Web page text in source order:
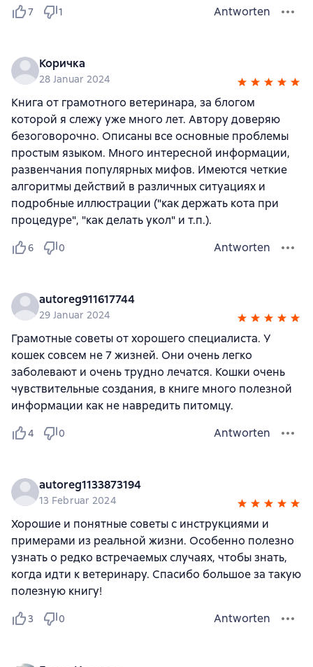
7 1 Antworten
Коричка
28 Januar 2024
Книга от грамотного ветеринара, за блогом
которой я слежу уже много лет. Автору доверяю
безоговорочно. Описаны все основные проблемы
простым языком. Много интересной информации,
развенчания популярных мифов. Имеются четкие
алгоритмы действий в различных ситуациях и
подробные иллюстрации ("как держать кота при
процедуре", "как делать укол" и т.п.).
6 0 Antworten
autoreg911617744
29 Januar 2024
Грамотные советы от хорошего специалиста. У
кошек совсем не 7 жизней. Они очень легко
заболевают и очень трудно лечатся. Кошки очень
чувствительные создания, в книге много полезной
информации как не навредить питомцу.
4 0 Antworten
autoreg1133873194
13 Februar 2024
Хорошие и понятные советы с инструкциями и
примерами из реальной жизни. Особенно полезно
узнать о редко встречаемых случаях, чтобы знать,
когда идти к ветеринару. Спасибо большое за такую
полезную книгу!
3 0 Antworten